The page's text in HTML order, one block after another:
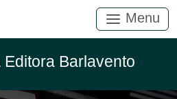
Menu
Barlavento